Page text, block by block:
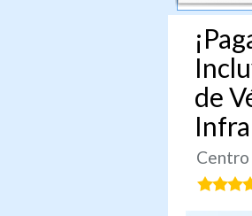
de
Centro